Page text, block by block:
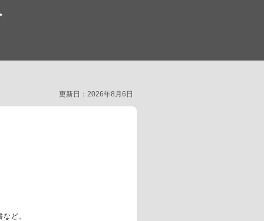
更新日：2026年8月6日
ど。